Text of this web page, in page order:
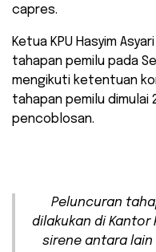
capres.
Ketua KPU Hasyim
tahapan pemilu pada
mengikuti ketentuan
tahapan pemilu dimulai
pencoblosan.
Peluncuran
dilakukan di Kantor
sirene antara lain